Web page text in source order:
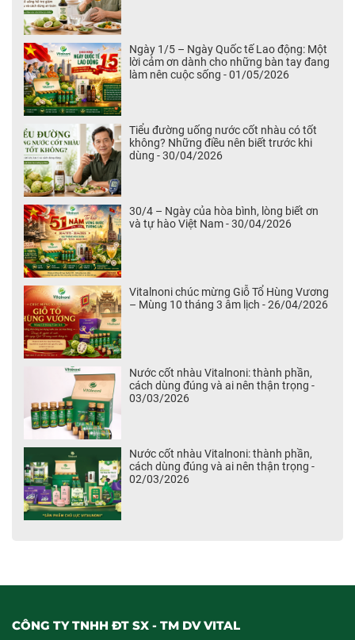
Ngày 1/5 – Ngày Quốc tế Lao động: Một
lời cảm ơn dành cho những bàn tay đang
làm nên cuộc sống - 01/05/2026
Tiểu đường uống nước cốt nhàu có tốt
không? Những điều nên biết trước khi
dùng - 30/04/2026
30/4 – Ngày của hòa bình, lòng biết ơn
và tự hào Việt Nam - 30/04/2026
Vitalnoni chúc mừng Giỗ Tổ Hùng Vương
– Mùng 10 tháng 3 âm lịch - 26/04/2026
Nước cốt nhàu Vitalnoni: thành phần,
cách dùng đúng và ai nên thận trọng -
03/03/2026
Nước cốt nhàu Vitalnoni: thành phần,
cách dùng đúng và ai nên thận trọng -
02/03/2026
CÔNG TY TNHH ĐT SX - TM DV VITAL